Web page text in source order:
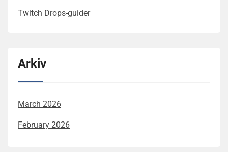
Twitch Drops-guider
Arkiv
March 2026
February 2026